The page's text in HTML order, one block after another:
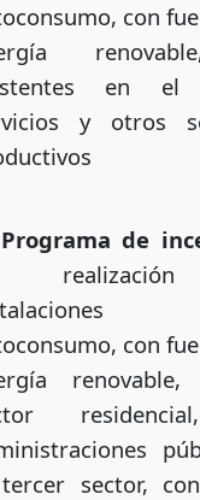
con
en el
y otros
Programa de
con
sector,